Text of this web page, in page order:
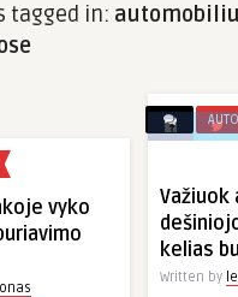
tagged in:
Važiuok
kelias
Written by
vyko